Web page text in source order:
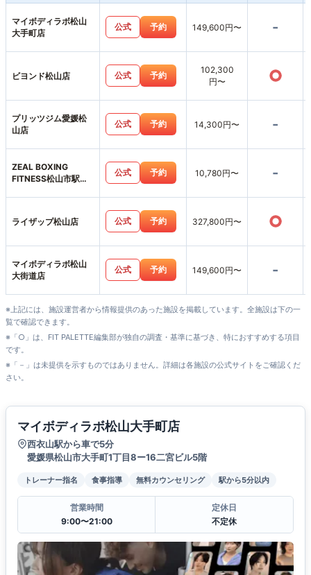
マイボディラボ松山
大手町店
公式 予約 149,600円〜 -
ビヨンド松山店 公式 予約
102,300
円〜
○
プリッツジム愛媛松
山店
公式 予約 14,300円〜 -
ZEAL BOXING
FITNESS松山市駅前
公式 予約 10,780円〜 -
ライザップ松山店 公式 予約 327,800円〜 ○
マイボディラボ松山
大街道店
公式 予約 149,600円〜 -
※上記には、施設運営者から情報提供のあった施設を掲載しています。全施設は下の一
覧で確認できます。
※「○」は、FIT PALETTE編集部が独自の調査・基準に基づき、特におすすめする項目
です。
※「－」は未提供を示すものではありません。詳細は各施設の公式サイトをご確認くだ
さい。
マイボディラボ松山大手町店
西衣山駅から車で5分
愛媛県松山市大手町1丁目8ー16二宮ビル5階
トレーナー指名 食事指導 無料カウンセリング 駅から5分以内
営業時間
9:00〜21:00
定休日
不定休